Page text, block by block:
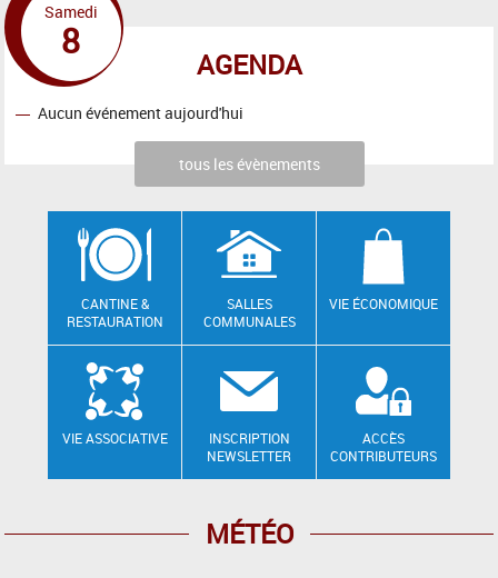
AGENDA
Samedi
8
Aucun événement aujourd'hui
tous les évènements
CANTINE &
RESTAURATION
SALLES
COMMUNALES
VIE ÉCONOMIQUE
VIE ASSOCIATIVE
INSCRIPTION
NEWSLETTER
ACCÈS
CONTRIBUTEURS
MÉTÉO